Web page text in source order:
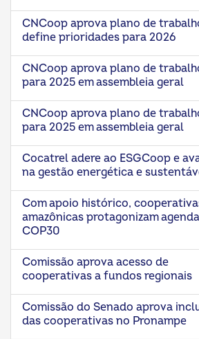
CNCoop aprova plano de
define prioridades para 2026
CNCoop aprova plano de
para 2025 em assembleia geral
CNCoop aprova plano de
para 2025 em assembleia geral
Cocatrel adere ao ESGCoop e
na gestão energética e
Com apoio histórico,
amazônicas protagonizam
COP30
Comissão aprova acesso de
cooperativas a fundos regionais
Comissão do Senado aprova
das cooperativas no Pronampe